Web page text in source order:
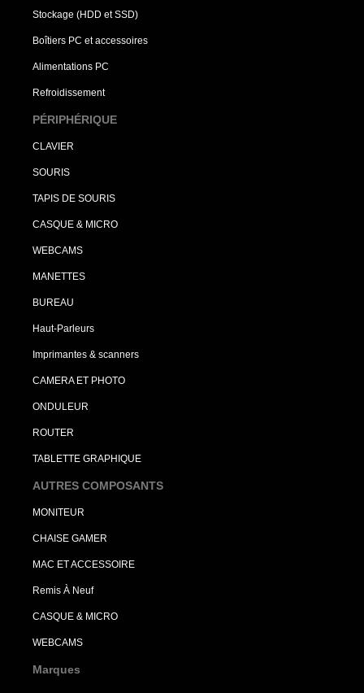
Stockage (HDD et SSD)
Boîtiers PC et accessoires
Alimentations PC
Refroidissement
PÉRIPHÉRIQUE
CLAVIER
SOURIS
TAPIS DE SOURIS
CASQUE & MICRO
WEBCAMS
MANETTES
BUREAU
Haut-Parleurs
Imprimantes & scanners
CAMERA ET PHOTO
ONDULEUR
ROUTER
TABLETTE GRAPHIQUE
AUTRES COMPOSANTS
MONITEUR
CHAISE GAMER
MAC ET ACCESSOIRE
Remis À Neuf
CASQUE & MICRO
WEBCAMS
Marques